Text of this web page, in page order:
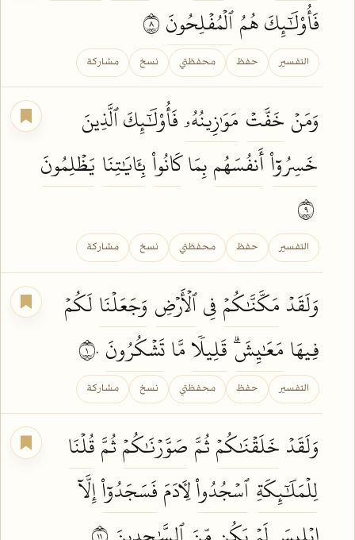
فَأُوْلَٰٓئِكَ هُمُٱلۡمُفۡلِحُونَ
التفسير حفظ محفظتي نسخ مشاركة
وَمَنۡخَفَّتۡ مَوَٰزِينُهُۥفَأُوْلَٰٓئِكَ ٱلَّذِينَ
خَسِرُوٓاْأَنفُسَهُمبِمَاكَانُواْبِـَٔايَٰتِنَا يَظۡلِمُونَ
التفسير حفظ محفظتي نسخ مشاركة
وَلَقَدۡ مَكَّنَّٰكُمۡفِيٱلۡأَرۡضِ وَجَعَلۡنَا لَكُمۡ
فِيهَا مَعَٰيِشَۗ قَلِيلٗامَّاتَشۡكُرُونَ
التفسير حفظ محفظتي نسخ مشاركة
وَلَقَدۡخَلَقۡنَٰكُمۡثُمَّ صَوَّرۡنَٰكُمۡثُمَّقُلۡنَا
لِلۡمَلَٰٓئِكَةِٱسۡجُدُواْلِأٓدَمَفَسَجَدُوٓاْإِلَّآ